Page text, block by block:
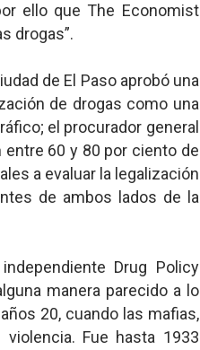
ello que The Economist
drogas”.
de El Paso aprobó una
de drogas como una
el procurador general
entre 60 y 80 por ciento de
a evaluar la legalización
de ambos lados de la
Drug Policy
manera parecido a lo
20, cuando las mafias,
Fue hasta 1933